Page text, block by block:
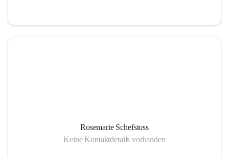
Rosemarie Schefstoss
Keine Kontaktdetails vorhanden